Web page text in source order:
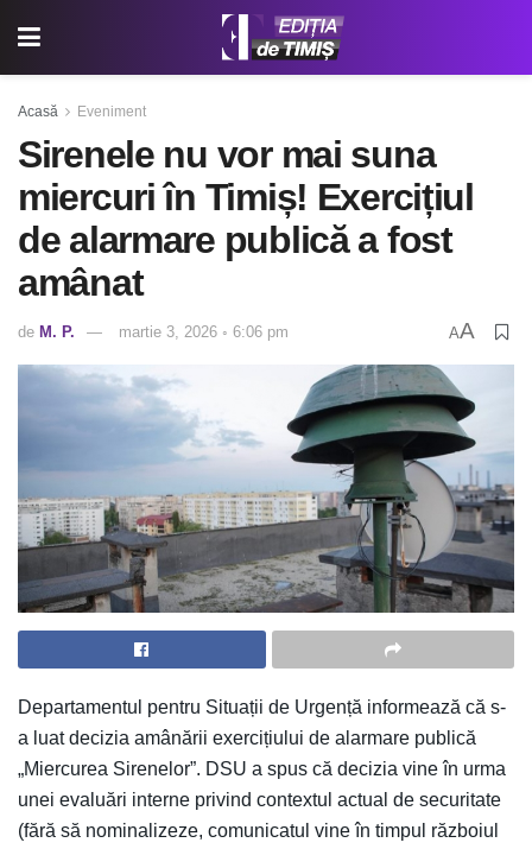
Acasă Eveniment
Sirenele nu vor mai suna
miercuri în Timiș! Exercițiul
de alarmare publică a fost
amânat
de M. P. martie 3, 2026 ◦ 6:06 pm AA
Departamentul pentru Situații de Urgență informează că s-
a luat decizia amânării exercițiului de alarmare publică
„Miercurea Sirenelor”. DSU a spus că decizia vine în urma
unei evaluări interne privind contextul actual de securitate
(fără să nominalizeze, comunicatul vine în timpul războiul